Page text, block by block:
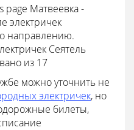
page Матвеевка -
электричек
направлению.
Сеятель
из 17
можно уточнить не
электричек, но
билеты,